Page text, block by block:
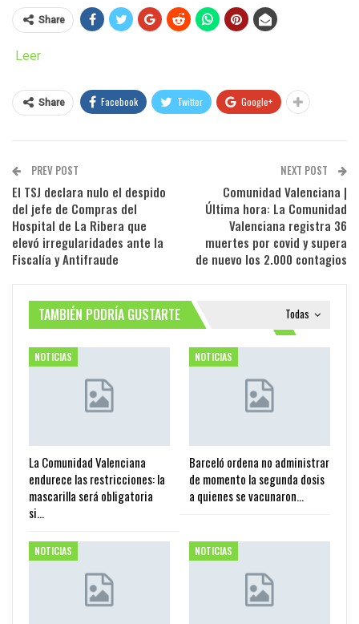
Share
Leer
Share Facebook Twitter Google+
PREV POST
El TSJ declara nulo el despido
del jefe de Compras del
Hospital de La Ribera que
elevó irregularidades ante la
Fiscalía y Antifraude
NEXT POST
Comunidad Valenciana |
Última hora: La Comunidad
Valenciana registra 36
muertes por covid y supera
de nuevo los 2.000 contagios
Todas
TAMBIÉN PODRÍA GUSTARTE
NOTICIAS
La Comunidad Valenciana
endurece las restricciones: la
mascarilla será obligatoria
si…
NOTICIAS
Barceló ordena no administrar
de momento la segunda dosis
a quienes se vacunaron…
NOTICIAS NOTICIAS